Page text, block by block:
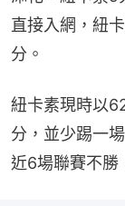
直接入網，紐
分。
紐卡素現時以
分，並少踢一
近6場聯賽不勝